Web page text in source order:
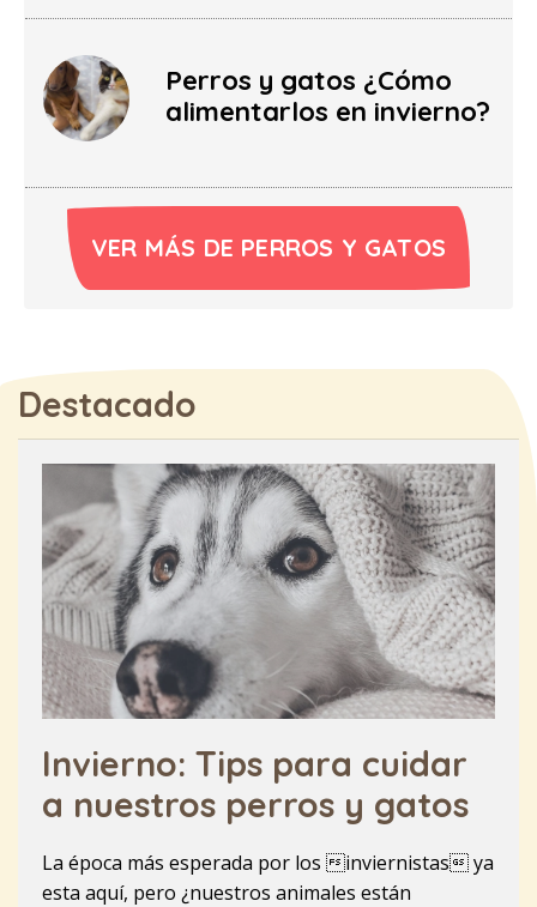
Perros y gatos ¿Cómo
alimentarlos en invierno?
VER MÁS DE PERROS Y GATOS
Destacado
Invierno: Tips para cuidar
a nuestros perros y gatos
La época más esperada por los inviernistas ya
esta aquí, pero ¿nuestros animales están